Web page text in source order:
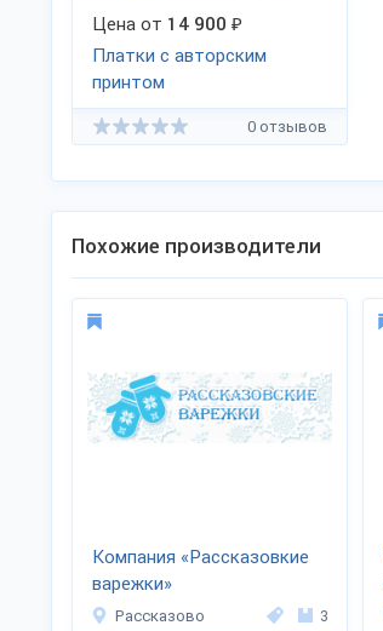
Цена от 14 900 ₽
Платки с авторским
принтом
0 отзывов
Похожие производители
Компания «Рассказовкие
варежки»
Рассказово 3